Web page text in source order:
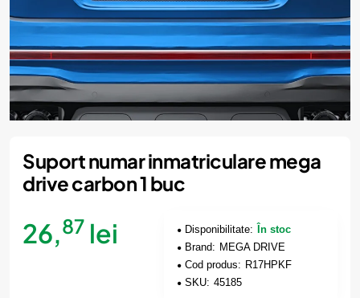
Suport numar inmatriculare mega
drive carbon 1 buc
26,87 lei Disponibilitate:
În stoc
Brand: MEGA DRIVE
Cod produs: R17HPKF
SKU: 45185